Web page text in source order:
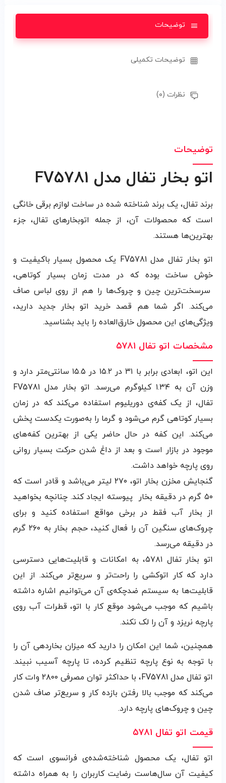
توضیحات
توضیحات تکمیلی
نظرات (۰)
توضیحات
اتو بخار تفال مدل FV5781
برند تفال، یک برند شناخته شده در ساخت لوازم برقی خانگی
است که محصولات آن، از جمله اتوبخارهای تفال، جزء
بهترین‌ها هستند.
اتو بخار تفال مدل FV5781 یک محصول بسیار باکیفیت و
خوش ساخت بوده که در مدت زمان بسیار کوتاهی،
سرسخت‌ترین چین و چروک‌ها را هم از روی لباس صاف
می‌کند. اگر شما هم قصد خرید اتو بخار جدید دارید،
ویژگی‌های این محصول خارق‌العاده را باید بشناسید.
مشخصات اتو تفال ۵۷۸۱
این اتو، ابعادی برابر با ۳۱ در ۱۵.۲ در ۱۵.۵ سانتی‌متر دارد و
وزن آن به ۱.۳۴ کیلوگرم می‌رسد. اتو بخار مدل FV5781
تفال، از یک کفه‌ی دوریلیوم استفاده می‌کند که در زمان
بسیار کوتاهی گرم می‌شود و گرما را به‌صورت یکدست پخش
می‌کند. این کفه در حال حاضر یکی از بهترین کفه‌های
موجود در بازار است و بعد از داغ شدن حرکت بسیار روانی
روی پارچه خواهد داشت.
گنجایش مخزن بخار اتو، ۲۷۰ لیتر می‌باشد و قادر است که
۵۰ گرم در دقیقه بخار پیوسته ایجاد کند. چنانچه بخواهید
از بخار آب فقط در برخی مواقع استفاده کنید و برای
چروک‌های سنگین آن را فعال کنید، حجم بخار به ۲۶۰ گرم
در دقیقه می‌رسد.
اتو بخار تفال ۵۷۸۱، به امکانات و قابلیت‌هایی دسترسی
دارد که کار اتوکشی را راحت‌تر و سریع‌تر می‌کند. از این
قابلیت‌ها به سیستم ضدچکه‌ی آن می‌توانیم اشاره داشته
باشیم که موجب می‌شود موقع کار با اتو، قطرات آب روی
پارچه نریزد و آن را لک نکند.
همچنین، شما این امکان را دارید که میزان بخاردهی آن را
با توجه به نوع پارچه تنظیم کرده، تا پارچه آسیب نبیند.
اتو تفال مدل FV5781، با حداکثر توان مصرفی ۲۸۰۰ وات کار
می‌کند که موجب بالا رفتن بازده کار و سریع‌تر صاف شدن
چین و چروک‌های پارچه دارد.
قیمت اتو تفال ۵۷۸۱
اتو تفال، یک محصول شناخته‌شده‌ی فرانسوی است که
کیفیت آن سال‌هاست رضایت کاربران را به همراه داشته